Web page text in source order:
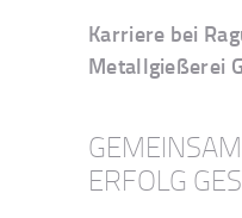
Karriere bei
Metallgießerei
ERFOLG